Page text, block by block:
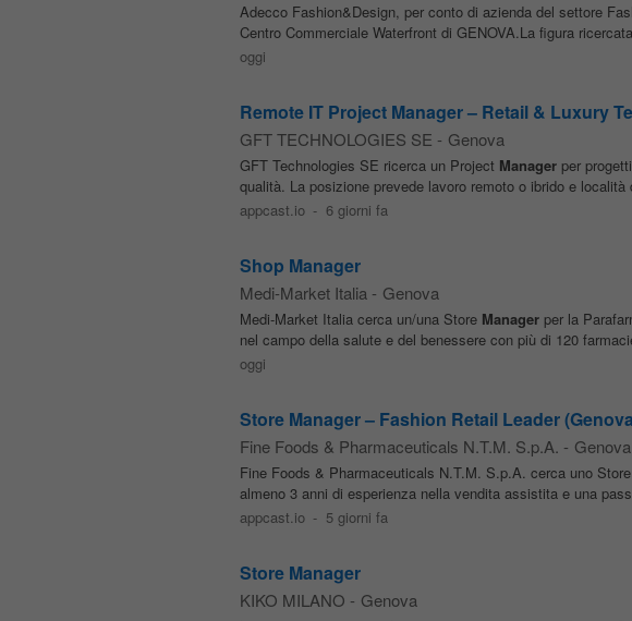
Adecco Fashion&Design, per conto di azienda del settore
Centro Commerciale Waterfront di GENOVA.La figura
oggi
Remote IT Project Manager – Retail & Luxury
GFT TECHNOLOGIES SE - Genova
GFT Technologies SE ricerca un Project Managerper
qualità. La posizione prevede lavoro remoto o ibrido e
appcast.io - 6 giorni fa
Shop Manager
Medi-Market Italia - Genova
Medi-Market Italia cerca un/una Store Managerper la
nel campo della salute e del benessere con più di 120
oggi
Store Manager – Fashion Retail Leader
Fine Foods & Pharmaceuticals N.T.M. S.p.A. - Genova
Fine Foods & Pharmaceuticals N.T.M. S.p.A. cerca uno Store
almeno 3 anni di esperienza nella vendita assistita e una
appcast.io - 5 giorni fa
Store Manager
KIKO MILANO - Genova